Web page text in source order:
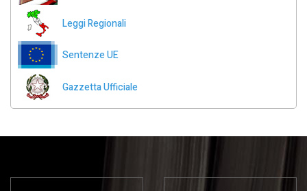
Leggi Regionali
Sentenze UE
Gazzetta Ufficiale